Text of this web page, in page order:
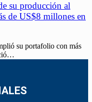
su producción al
de US$8 millones en
su portafolio con más